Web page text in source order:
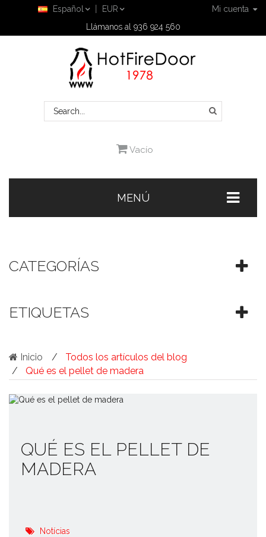
Mi cuenta
Español
EUR
Llámanos al 936 924 560
Vacío
MENÚ
CATEGORÍAS
ETIQUETAS
Inicio
Todos los artículos del blog
Qué es el pellet de madera
QUÉ ES EL PELLET DE
MADERA
Notícias